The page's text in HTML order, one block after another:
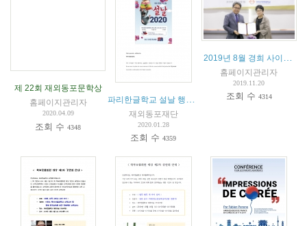
제 22회 재외동포문학상
홈페이지관리자
2020.04.09
조회 수4348
재외동포재단
2020.01.28
조회 수4359
홈페이지관리자
2019.11.20
조회 수 4314